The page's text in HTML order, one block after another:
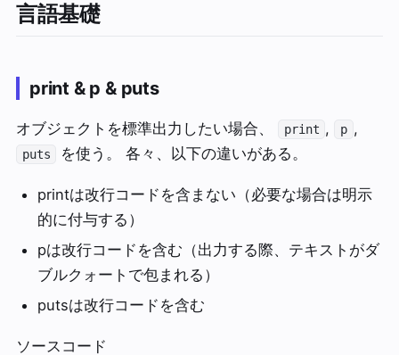
言語基礎
print & p & puts
オブジェクトを標準出力したい場合、 print , p ,
puts を使う。 各々、以下の違いがある。
printは改行コードを含まない（必要な場合は明示
的に付与する）
pは改行コードを含む（出力する際、テキストがダ
ブルクォートで包まれる）
putsは改行コードを含む
ソースコード